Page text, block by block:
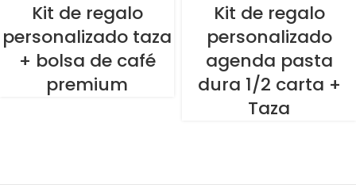
Kit de regalo
personalizado taza
+ bolsa de café
premium
Kit de regalo
personalizado
agenda pasta
dura 1/2 carta +
Taza